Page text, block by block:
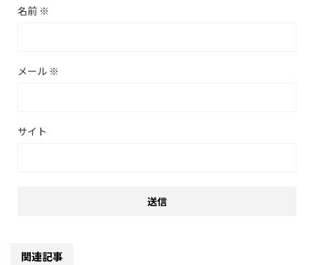
名前 ※
メール ※
サイト
関連記事